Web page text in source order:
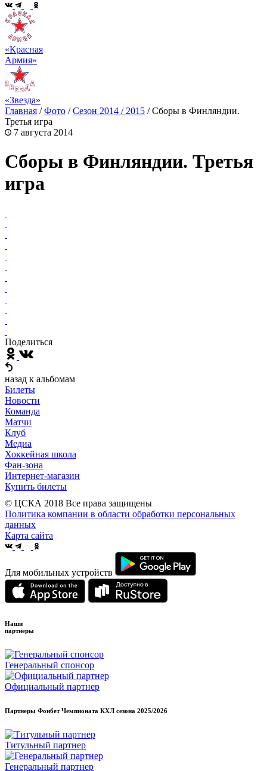
«Красная
Армия»
«Звезда»
Главная /Фото /Сезон 2014 / 2015 /Сборы в Финляндии.
Третья игра
7 августа 2014
Сборы в Финляндии. Третья
игра
Поделиться
назад к альбомам
Билеты
Новости
Команда
Матчи
Клуб
Медиа
Хоккейная школа
Фан-зона
Интернет-магазин
Купить билеты
© ЦСКА 2018 Все права защищены
Политика компании в области обработки персональных
данных
Карта сайта
Для мобильных устройств
Наши
партнеры
Генеральный спонсор
Официальный партнер
Партнеры Фонбет Чемпионата КХЛ сезона 2025/2026
Титульный партнер
Генеральный партнер